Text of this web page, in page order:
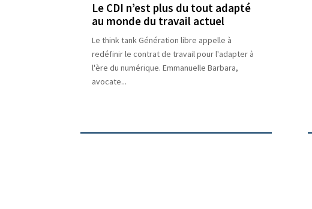
Le CDI n’est plus du tout adapté
au monde du travail actuel
Le think tank Génération libre appelle à
redéfinir le contrat de travail pour l'adapter à
l'ère du numérique. Emmanuelle Barbara,
avocate...